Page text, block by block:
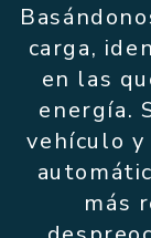
carga,
en las
energía.
vehículo
más